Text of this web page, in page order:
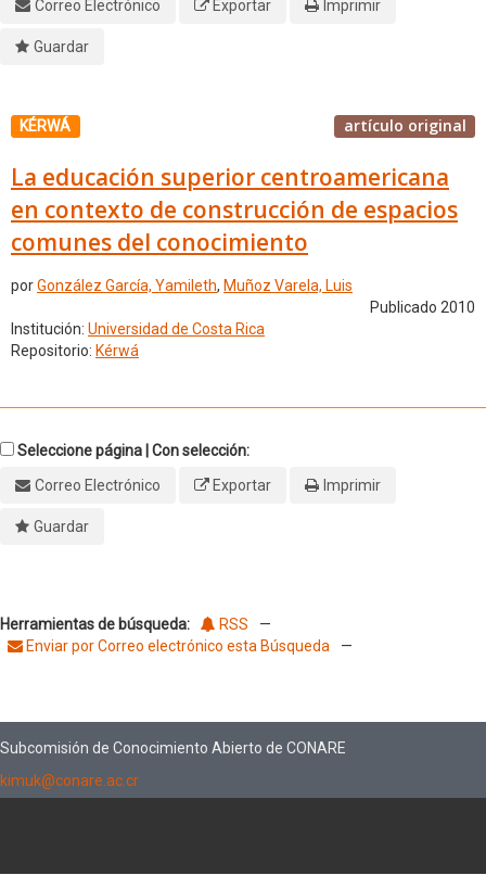
Correo Electrónico
Exportar Imprimir
Guardar
KÉRWÁ artículo original
La educación superior centroamericana
en contexto de construcción de espacios
comunes del conocimiento
porGonzález García, Yamileth, Muñoz Varela, Luis
Publicado 2010
Institución: Universidad de Costa Rica
Repositorio: Kérwá
Seleccione página | Con selección:
Correo Electrónico
Exportar Imprimir
Guardar
Herramientas de búsqueda: RSS
—
Enviar por Correo electrónico esta Búsqueda
—
Subcomisión de Conocimiento Abierto de CONARE
kimuk@conare.ac.cr